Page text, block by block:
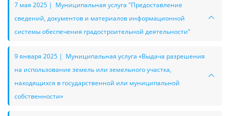
7 мая 2025 | Муниципальная услуга "Предоставление
сведений, документов и материалов информационной
системы обеспечения градостроительной деятельности"
9 января 2025 | Муниципальная услуга «Выдача разрешения
на использование земель или земельного участка,
находящихся в государственной или муниципальной
собственности»